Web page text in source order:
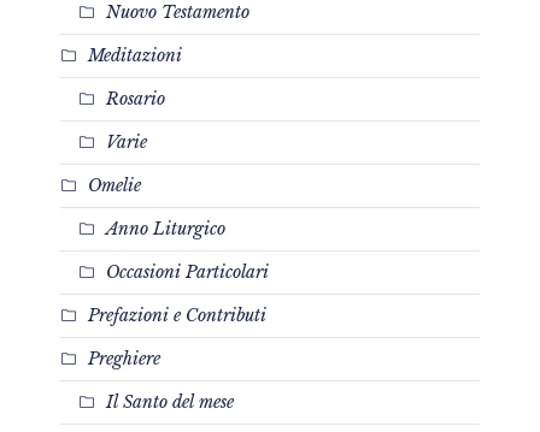
Nuovo Testamento
Meditazioni
Rosario
Varie
Omelie
Anno Liturgico
Occasioni Particolari
Prefazioni e Contributi
Preghiere
Il Santo del mese